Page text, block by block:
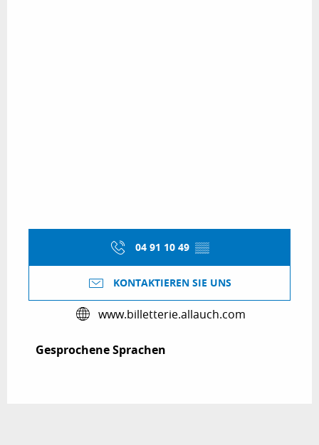
04 91 10 49 ▒▒
KONTAKTIEREN SIE UNS
www.billetterie.allauch.com
Gesprochene Sprachen
Gesprochene Sprachen